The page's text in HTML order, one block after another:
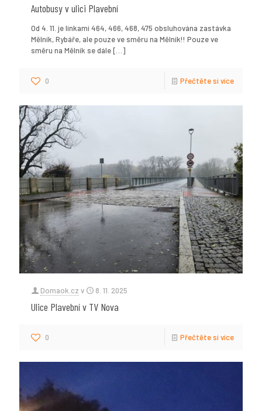
Autobusy v ulici Plavební
Od 4. 11. je linkami 464, 466, 468, 475 obsluhována zastávka
Mělník, Rybáře, ale pouze ve směru na Mělník!! Pouze ve
směru na Mělník se dále[…]
0 Přečtěte si více
Domaok.cz v 8. 11. 2025
Ulice Plavební v TV Nova
0 Přečtěte si více